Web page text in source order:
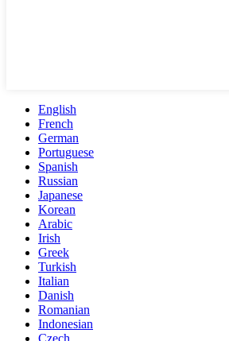
English
French
German
Portuguese
Spanish
Russian
Japanese
Korean
Arabic
Irish
Greek
Turkish
Italian
Danish
Romanian
Indonesian